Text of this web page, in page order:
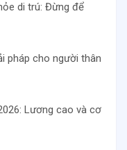
di trú: Đừng để
pháp cho người thân
Lương cao và cơ